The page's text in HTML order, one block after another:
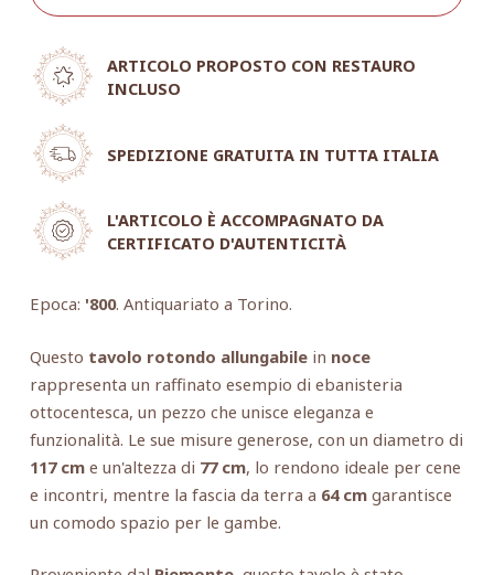
ARTICOLO PROPOSTO CON RESTAURO
INCLUSO
SPEDIZIONE GRATUITA IN TUTTA ITALIA
L'ARTICOLO È ACCOMPAGNATO DA
CERTIFICATO D'AUTENTICITÀ
Epoca: '800. Antiquariato a Torino.
Questo tavolo rotondo allungabilein noce
rappresenta un raffinato esempio di ebanisteria
ottocentesca, un pezzo che unisce eleganza e
funzionalità. Le sue misure generose, con un diametro di
117 cme un'altezza di 77 cm, lo rendono ideale per cene
e incontri, mentre la fascia da terra a 64 cmgarantisce
un comodo spazio per le gambe.